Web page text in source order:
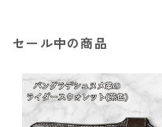
セール中の商品